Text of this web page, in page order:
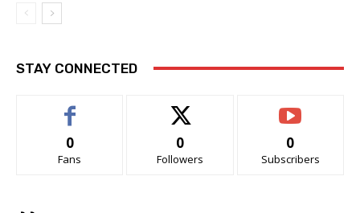
STAY CONNECTED
0
Fans
0
Followers
0
Subscribers